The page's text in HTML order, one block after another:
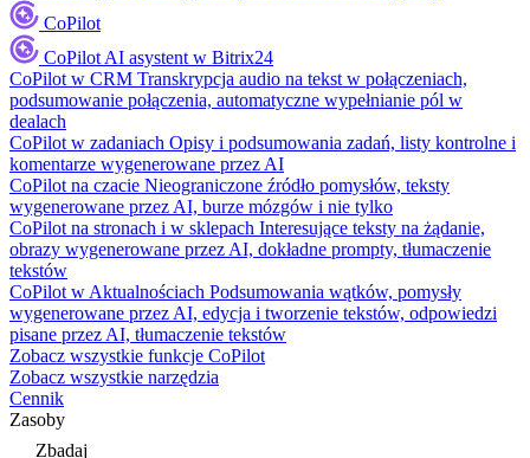
CoPilot
CoPilot AI asystent w Bitrix24
CoPilot w CRM Transkrypcja audio na tekst w połączeniach,
podsumowanie połączenia, automatyczne wypełnianie pól w
dealach
CoPilot w zadaniach Opisy i podsumowania zadań, listy kontrolne i
komentarze wygenerowane przez AI
CoPilot na czacie Nieograniczone źródło pomysłów, teksty
wygenerowane przez AI, burze mózgów i nie tylko
CoPilot na stronach i w sklepach Interesujące teksty na żądanie,
obrazy wygenerowane przez AI, dokładne prompty, tłumaczenie
tekstów
CoPilot w Aktualnościach Podsumowania wątków, pomysły
wygenerowane przez AI, edycja i tworzenie tekstów, odpowiedzi
pisane przez AI, tłumaczenie tekstów
Zobacz wszystkie funkcje CoPilot
Zobacz wszystkie narzędzia
Cennik
Zasoby
Zbadaj